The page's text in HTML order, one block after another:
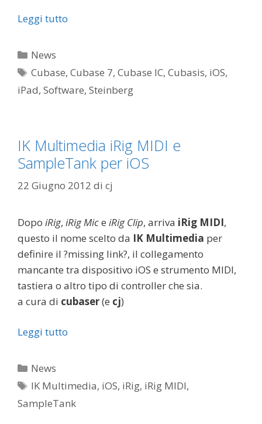
Leggi tutto
Categorie
News
Tag
Cubase,Cubase 7,Cubase IC,Cubasis, iOS,
iPad, Software, Steinberg
IK Multimedia iRig MIDI e
SampleTank per iOS
22 Giugno 2012 di cj
Dopo iRig, iRig Mice iRig Clip, arriva iRig MIDI,
questo il nome scelto da IK Multimedia per
definire il ?missing link?, il collegamento
mancante tra dispositivo iOS e strumento MIDI,
tastiera o altro tipo di controller che sia.
a cura di cubaser(e cj)
Leggi tutto
Categorie
News
Tag
IK Multimedia, iOS, iRig, iRig MIDI,
SampleTank